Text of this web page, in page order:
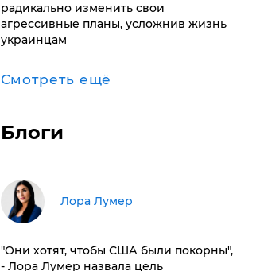
радикально изменить свои
агрессивные планы, усложнив жизнь
украинцам
Смотреть ещё
Блоги
​Лора Лумер
"Они хотят, чтобы США были покорны",
- Лора Лумер назвала цель